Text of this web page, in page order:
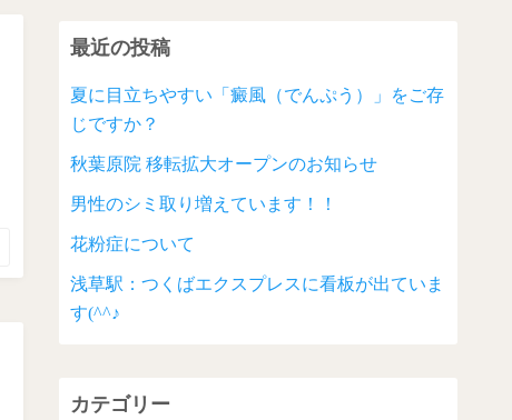
最近の投稿
夏に目立ちやすい「癜風（でんぷう）」をご存
じですか？
秋葉原院 移転拡大オープンのお知らせ
男性のシミ取り増えています！！
花粉症について
浅草駅：つくばエクスプレスに看板が出ていま
す(^^♪
カテゴリー